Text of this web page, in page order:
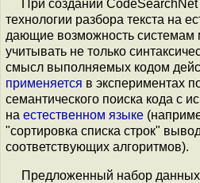
При создании
технологии разбора текста на
дающие возможность системам
учитывать не только
смысл выполняемых кодом
применяется в экспериментах
семантического поиска кода с
на естественном языке
"сортировка списка строк"
соответствующих алгоритмов).
Предложенный набор